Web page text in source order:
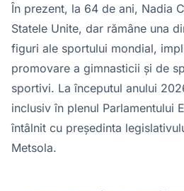
În prezent, la 64 de ani, Nadia
Statele Unite, dar rămâne una
figuri ale sportului mondial,
promovare a gimnasticii și de
sportivi. La începutul anului
inclusiv în plenul Parlamentului
întâlnit cu președinta
Metsola.